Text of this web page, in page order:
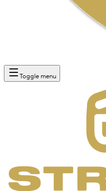
Toggle menu